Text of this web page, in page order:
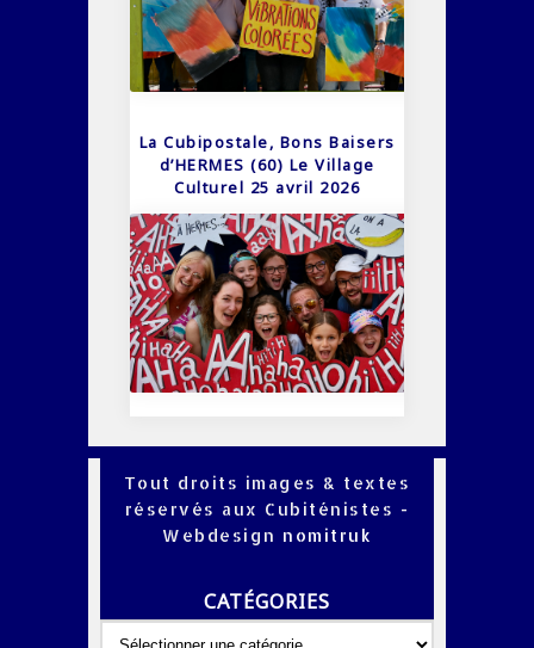
La Cubipostale, Bons Baisers
d’HERMES (60) Le Village
Culturel 25 avril 2026
Tout droits images & textes
réservés aux Cubiténistes -
Webdesign nomitruk
CATÉGORIES